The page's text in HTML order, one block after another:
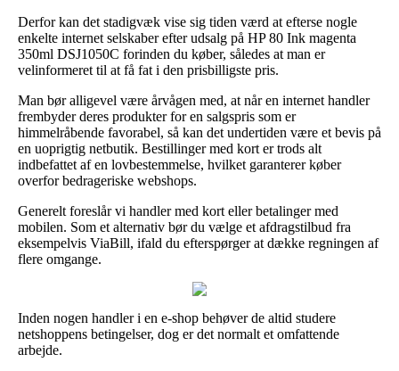
Derfor kan det stadigvæk vise sig tiden værd at efterse nogle
enkelte internet selskaber efter udsalg på HP 80 Ink magenta
350ml DSJ1050C forinden du køber, således at man er
velinformeret til at få fat i den prisbilligste pris.
Man bør alligevel være årvågen med, at når en internet handler
frembyder deres produkter for en salgspris som er
himmelråbende favorabel, så kan det undertiden være et bevis på
en uoprigtig netbutik. Bestillinger med kort er trods alt
indbefattet af en lovbestemmelse, hvilket garanterer køber
overfor bedrageriske webshops.
Generelt foreslår vi handler med kort eller betalinger med
mobilen. Som et alternativ bør du vælge et afdragstilbud fra
eksempelvis ViaBill, ifald du efterspørger at dække regningen af
flere omgange.
Inden nogen handler i en e-shop behøver de altid studere
netshoppens betingelser, dog er det normalt et omfattende
arbejde.